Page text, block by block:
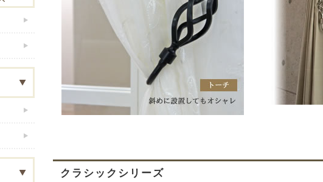
クラシックシリーズ